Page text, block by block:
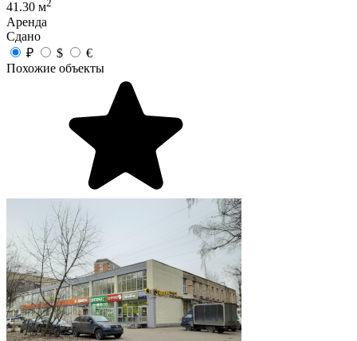
41.30 м2
Аренда
Сдано
₽
$
€
Похожие объекты